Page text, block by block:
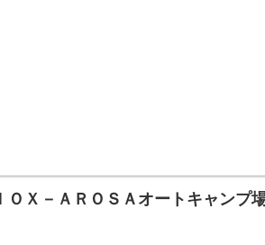
ＩＯＸ－ＡＲＯＳＡオートキャンプ